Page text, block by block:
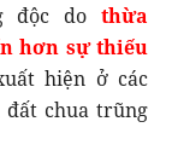
độc do thừa
hơn sự thiếu
hiện ở các
chua trũng